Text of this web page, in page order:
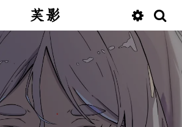
芙影